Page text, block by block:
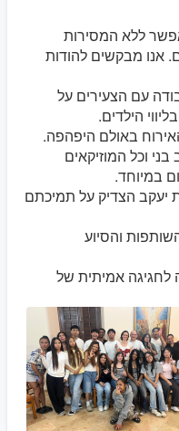
ללא המסירות
אנו מבקשים להודות
עם הצעירים על
הילדים.
באולם היפהפה.
וכל המוזיקאים
במיוחד.
יעקב הצדיק על תמיכתם
והסיוע
אמיתית של